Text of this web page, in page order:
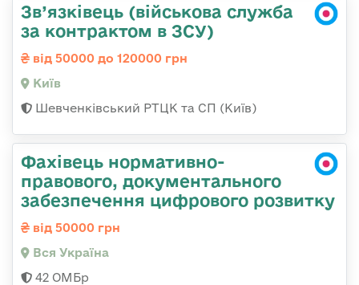
Зв’язківець (військова служба
за контрактом в ЗСУ)
від 50000 до 120000 грн
Київ
Шевченківський РТЦК та СП (Київ)
Фахівець нормативно-
правового, документального
забезпечення цифрового розвитку
від 50000 грн
Вся Україна
42 ОМБр